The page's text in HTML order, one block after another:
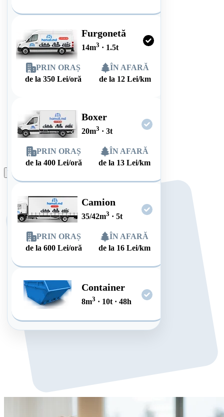
Furgonetă
14m3 · 1.5t
PRIN ORAȘ
de la 350 Lei/oră
ÎN AFARĂ
de la 12 Lei/km
Boxer
20m3 · 3t
PRIN ORAȘ
de la400 Lei/oră
ÎN AFARĂ
de la 13 Lei/km
Camion
35/42m3 · 5t
PRIN ORAȘ
de la600 Lei/oră
ÎN AFARĂ
de la 16 Lei/km
Container
8m3 · 10t · 48h
Plasează comanda